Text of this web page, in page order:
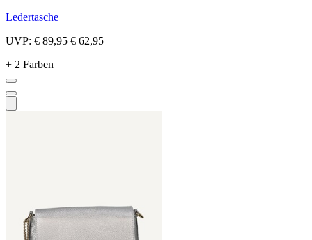
Ledertasche
UVP: € 89,95 € 62,95
+ 2 Farben